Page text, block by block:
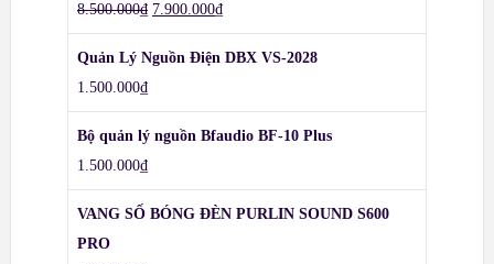
8.500.000₫ 7.900.000₫
Quản Lý Nguồn Điện DBX VS-2028
1.500.000₫
Bộ quản lý nguồn Bfaudio BF-10 Plus
1.500.000₫
VANG SỐ BÓNG ĐÈN PURLIN SOUND S600
PRO